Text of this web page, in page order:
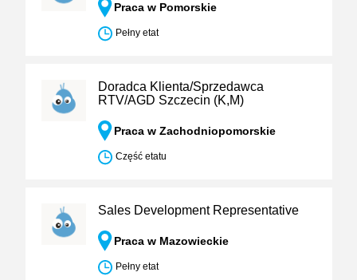
Praca w Pomorskie
Pełny etat
Doradca Klienta/Sprzedawca
RTV/AGD Szczecin (K,M)
Praca w Zachodniopomorskie
Część etatu
Sales Development Representative
Praca w Mazowieckie
Pełny etat